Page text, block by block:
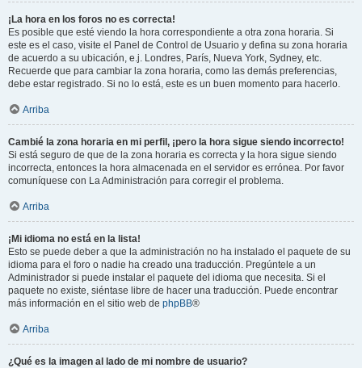
¡La hora en los foros no es correcta!
Es posible que esté viendo la hora correspondiente a otra zona horaria. Si
este es el caso, visite el Panel de Control de Usuario y defina su zona horaria
de acuerdo a su ubicación, e.j. Londres, París, Nueva York, Sydney, etc.
Recuerde que para cambiar la zona horaria, como las demás preferencias,
debe estar registrado. Si no lo está, este es un buen momento para hacerlo.
Arriba
Cambié la zona horaria en mi perfil, ¡pero la hora sigue siendo incorrecto!
Si está seguro de que de la zona horaria es correcta y la hora sigue siendo
incorrecta, entonces la hora almacenada en el servidor es errónea. Por favor
comuníquese con La Administración para corregir el problema.
Arriba
¡Mi idioma no está en la lista!
Esto se puede deber a que la administración no ha instalado el paquete de su
idioma para el foro o nadie ha creado una traducción. Pregúntele a un
Administrador si puede instalar el paquete del idioma que necesita. Si el
paquete no existe, siéntase libre de hacer una traducción. Puede encontrar
más información en el sitio web de phpBB®
Arriba
¿Qué es la imagen al lado de mi nombre de usuario?